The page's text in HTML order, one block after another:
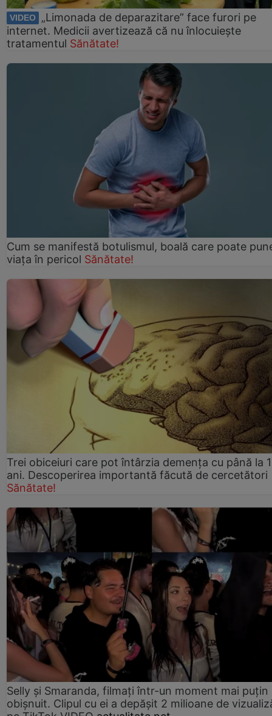
VIDEO
„Limonada de deparazitare” face furori pe
internet. Medicii avertizează că nu înlocuiește
tratamentul Sănătate!
Cum se manifestă botulismul, boală care poate
viaţa în pericol Sănătate!
Trei obiceiuri care pot întârzia demența cu până la
ani. Descoperirea importantă făcută de cercetători
Sănătate!
Selly și Smaranda, filmați într-un moment mai puțin
obișnuit. Clipul cu ei a depășit 2 milioane de